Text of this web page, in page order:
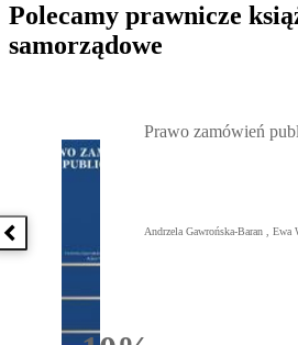
Polecamy prawnicze
samorządowe
Poprzednia książka
Prawo zamówień
Andrzela Gawrońska-Baran ,